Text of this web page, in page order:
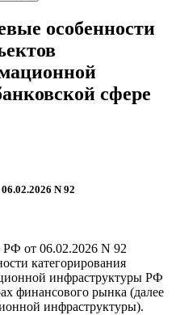
особенности
сфере
N 92
РФ от 06.02.2026 N 92
категорирования
инфраструктуры РФ
финансового рынка (далее
инфраструктуры).